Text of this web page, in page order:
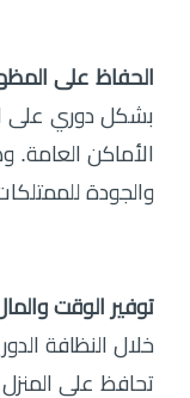
الحفاظ على
بشكل دوري على
الأماكن
والجودة
توفير الوقت
خلال النظافة
تحافظ على